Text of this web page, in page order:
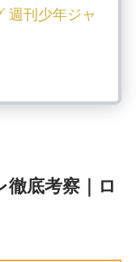
徹底考察｜ロ